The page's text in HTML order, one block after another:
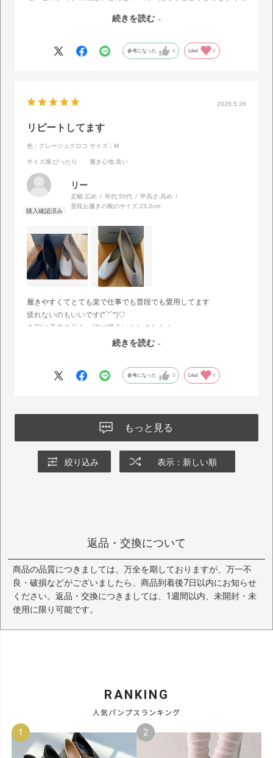
だし…という時に本当に重宝しているのでありがたいです。
続きを読む
参考になった 0 Like! 0
2026.5.26
リピートしてます
色：グレージュクロコ サイズ：M
サイズ感:ぴったり 履き心地:良い
リー
足幅:広め 年代:50代 甲高さ:高め
普段お履きの靴のサイズ:23.0cm
履きやすくてとても楽で仕事でも普段でも愛用してます
疲れないのもいいです(*´˘`*)♡
今回は子供の分も一緒に購入いたしました！
1足はすでに履いてしまってますので画像ないです^^;
続きを読む
参考になった 0 Like! 0
もっと見る
絞り込み 表示：新しい順
返品・交換について
商品の品質につきましては、万全を期しておりますが、万一不
良・破損などがございましたら、商品到着後7日以内にお知らせ
ください。返品・交換につきましては、1週間以内、未開封・未
使用に限り可能です。
RANKING
人気パンプスランキング